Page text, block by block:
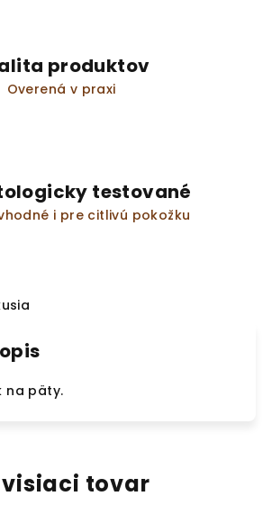
produktov
Overená v praxi
testované
i pre citlivú pokožku
na päty.
tovar